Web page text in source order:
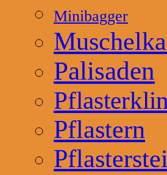
Minibagger
Palisaden
Pflastern